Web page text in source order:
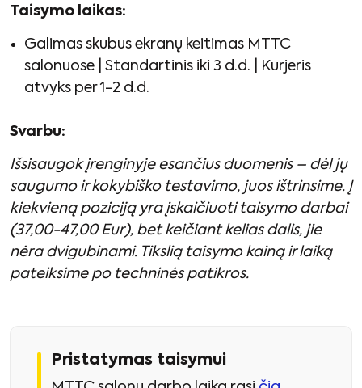
Taisymo laikas:
Galimas skubus ekranų keitimas MTTC
salonuose | Standartinis iki 3 d.d. | Kurjeris
atvyks per 1-2 d.d.
Svarbu:
Išsisaugok įrenginyje esančius duomenis – dėl jų
saugumo ir kokybiško testavimo, juos ištrinsime. Į
kiekvieną poziciją yra įskaičiuoti taisymo darbai
(37,00-47,00 Eur), bet keičiant kelias dalis, jie
nėra dvigubinami. Tikslią taisymo kainą ir laiką
pateiksime po techninės patikros.
Pristatymas taisymui